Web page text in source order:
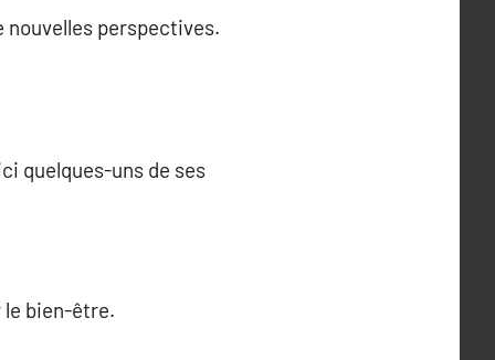
nouvelles perspectives.
quelques-uns de ses
le bien-être.